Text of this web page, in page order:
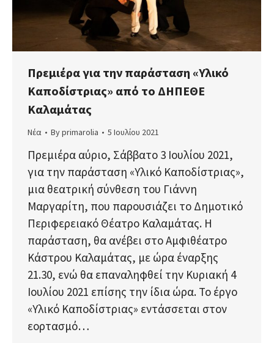
Πρεμιέρα για την παράσταση «Υλικό
Καποδίστριας» από το ΔΗΠΕΘΕ
Καλαμάτας
Νέα Byprimarolia 5 Ιουλίου 2021
Πρεμιέρα αύριο, Σάββατο 3 Ιουλίου 2021,
για την παράσταση «Υλικό Καποδίστριας»,
μια θεατρική σύνθεση του Γιάννη
Μαργαρίτη, που παρουσιάζει το Δημοτικό
Περιφερειακό Θέατρο Καλαμάτας. Η
παράσταση, θα ανέβει στο Αμφιθέατρο
Κάστρου Καλαμάτας, με ώρα έναρξης
21.30, ενώ θα επαναληφθεί την Κυριακή 4
Ιουλίου 2021 επίσης την ίδια ώρα. Το έργο
«Υλικό Καποδίστριας» εντάσσεται στον
εορτασμό…